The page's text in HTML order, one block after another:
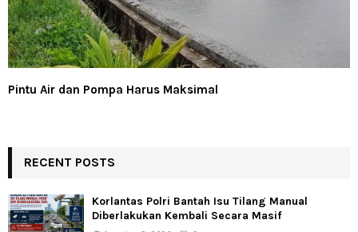
Pintu Air dan Pompa Harus Maksimal
RECENT POSTS
Korlantas Polri Bantah Isu Tilang Manual
Diberlakukan Kembali Secara Masif